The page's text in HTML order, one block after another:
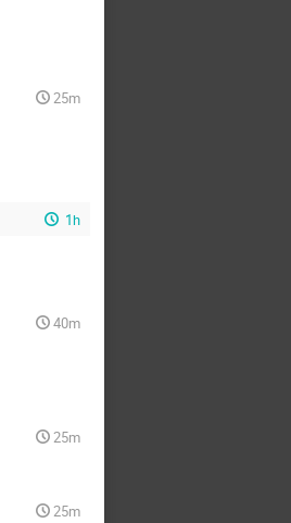
25m
1h
40m
25m
25m